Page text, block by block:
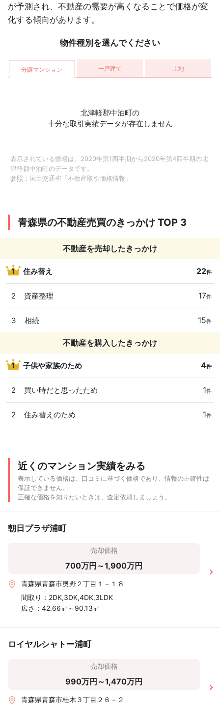
が予測され、不動産の需要が高くなることで価格が変
化する傾向があります。
物件種別を選んでください
分譲マンション 一戸建て 土地
北津軽郡中泊町の
十分な取引実績データが存在しません
表示されている情報は、2020年第1四半期から2020年第4四半期の北
津軽郡中泊町のデータです。
参照： 国土交通省「不動産取引価格情報」
青森県の不動産売買のきっかけ TOP 3
不動産を売却したきっかけ
1 住み替え 22件
2 資産整理 17件
3 相続 15件
不動産を購入したきっかけ
1 子供や家族のため 4件
2 買い時だと思ったため 1件
2 住み替えのため 1件
近くのマンション実績をみる
表示している価格は、口コミに基づく価格であり、情報の正確性は
保証できません。
正確な価格を知りたいときは、査定依頼しましょう。
朝日プラザ浦町
売却価格
700万円～1,900万円
青森県青森市奥野２丁目１－１８
間取り： 2DK,3DK,4DK,3LDK
広さ： 42.66㎡～90.13㎡
ロイヤルシャトー浦町
売却価格
990万円～1,470万円
青森県青森市桂木３丁目２６－２